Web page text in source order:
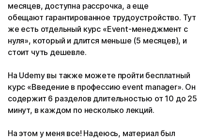
месяцев, доступна рассрочка, а еще
обещают гарантированное трудоустройство. Тут
же есть отдельный курс «Event-менеджмент с
нуля», который и длится меньше (5 месяцев), и
стоит чуть дешевле.
На Udemy вы также можете пройти бесплатный
курс «Введение в профессию event manager». Он
содержит 6 разделов длительностью от 10 до 25
минут, в каждом по несколько лекций.
На этом у меня все! Надеюсь, материал был